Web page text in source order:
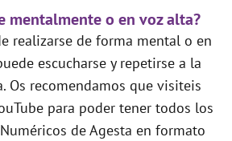
mentalmente o en voz alta?
realizarse de forma mental o en
escucharse y repetirse a la
Os recomendamos que visiteis
para poder tener todos los
de Agesta en formato